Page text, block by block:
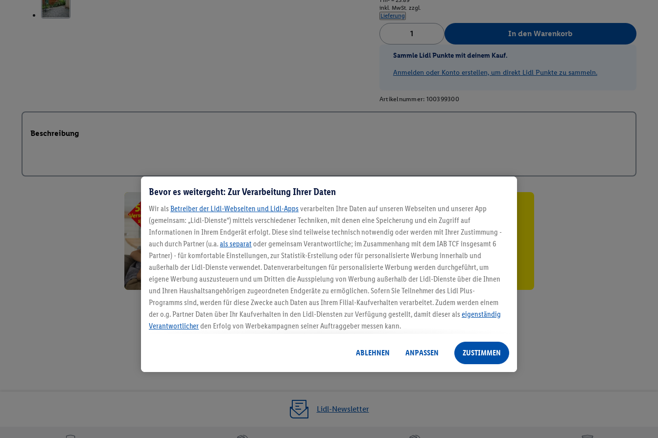
inkl. MwSt. zzgl.
Lieferung
In den Warenkorb
Sammle Lidl Punkte mit deinem Kauf.
Anmelden oder Konto erstellen, um direkt Lidl Punkte zu sammeln.
Artikelnummer: 100399300
Beschreibung
5.95 € Versand sparen³²ᵃ
Jetzt zum Newsletter anmelden
Gutschein sichern!
Lidl-Newsletter
Bevor es weitergeht: Zur Verarbeitung Ihrer Daten
Wir als Betreiber der Lidl-Webseiten und Lidl-Apps verarbeiten Ihre Daten auf unseren Webseiten und unserer App
(gemeinsam: „Lidl-Dienste“) mittels verschiedener Techniken, mit denen eine Speicherung und ein Zugriff auf
Informationen in Ihrem Endgerät erfolgt. Diese sind teilweise technisch notwendig oder werden mit Ihrer Zustimmung -
auch durch Partner (u.a.als separat oder gemeinsam Verantwortliche; im Zusammenhang mit dem IAB TCF insgesamt 6
Partner) - für komfortable Einstellungen, zur Statistik-Erstellung oder für personalisierte Werbung innerhalb und
außerhalb der Lidl-Dienste verwendet. Datenverarbeitungen für personalisierte Werbung werden durchgeführt, um
eigene Werbung auszusteuern und um Dritten die Ausspielung von Werbung außerhalb der Lidl-Dienste über die Ihnen
und Ihren Haushaltsangehörigen zugeordneten Endgeräte zu ermöglichen. Sofern Sie Teilnehmer des Lidl Plus-
Programms sind, werden für diese Zwecke auch Daten aus Ihrem Filial-Kaufverhalten verarbeitet. Zudem werden einem
der o.g. Partner Daten über Ihr Kaufverhalten in den Lidl-Diensten zur Verfügung gestellt, damit dieser als eigenständig
Verantwortlicherden Erfolg von Werbekampagnen seiner Auftraggeber messen kann.
angereicherten Profilen. Dies umfasst die Zusammenführung von Daten (z.B. über Ihre Nutzung der Lidl-Dienste, Ihr
Kaufverhalten in den Lidl-Diensten, Informationen aus Ihrem Kundenkonto - z.B. Alter oder Geschlecht - sowie Ihre
genauen Standortdaten) auch über verschiedene Endgeräte und Lidl-Dienste hinweg einschließlich dem Speichern von
Erfolgsmessung der Werbung, zur Zielgruppenforschung, zur Entwicklung von Angeboten sowie zur technischen
Sicherung und Optimierung dieser Werbeausspielungen.
ABLEHNEN ANPASSEN ZUSTIMMEN